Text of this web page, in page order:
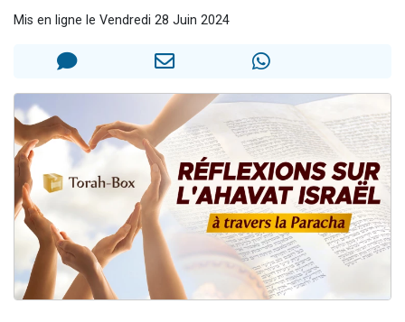
Il reste 49 places pour étudier en groupe sur Zoom
Eva vient de donner son Maasser
Eli vient de donner son Maasser
Mis en ligne le Vendredi 28 Juin 2024